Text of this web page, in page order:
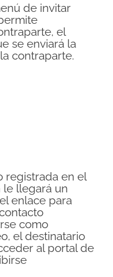
de invitar
el
se enviará la
contraparte.
registrada en el
llegará un
enlace para
como
el destinatario
al portal de